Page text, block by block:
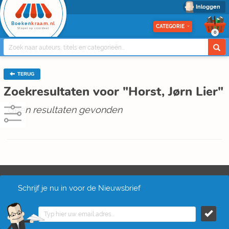
Inloggen
Boeken kraam.nl
Stapel op voordeel CATEGORIE
0
TERUG
Zoekresultaten voor "Horst, Jørn Lier"
Geen resultaten gevonden
Schrijf je nu in voor de Nieuwsbrief